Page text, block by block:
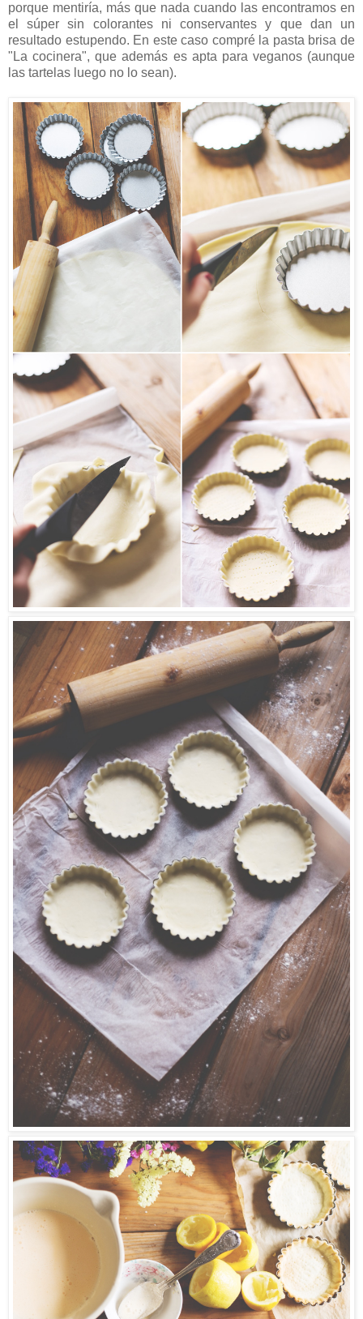
porque mentiría, más que nada cuando las encontramos en
el súper sin colorantes ni conservantes y que dan un
resultado estupendo. En este caso compré la pasta brisa de
"La cocinera", que además es apta para veganos (aunque
las tartelas luego no lo sean).